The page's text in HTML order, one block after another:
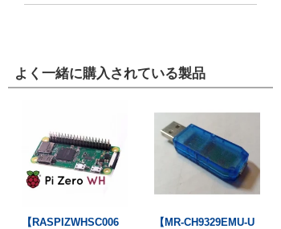
よく一緒に購入されている製品
【RASPIZWHSC006
【MR-CH9329EMU-U